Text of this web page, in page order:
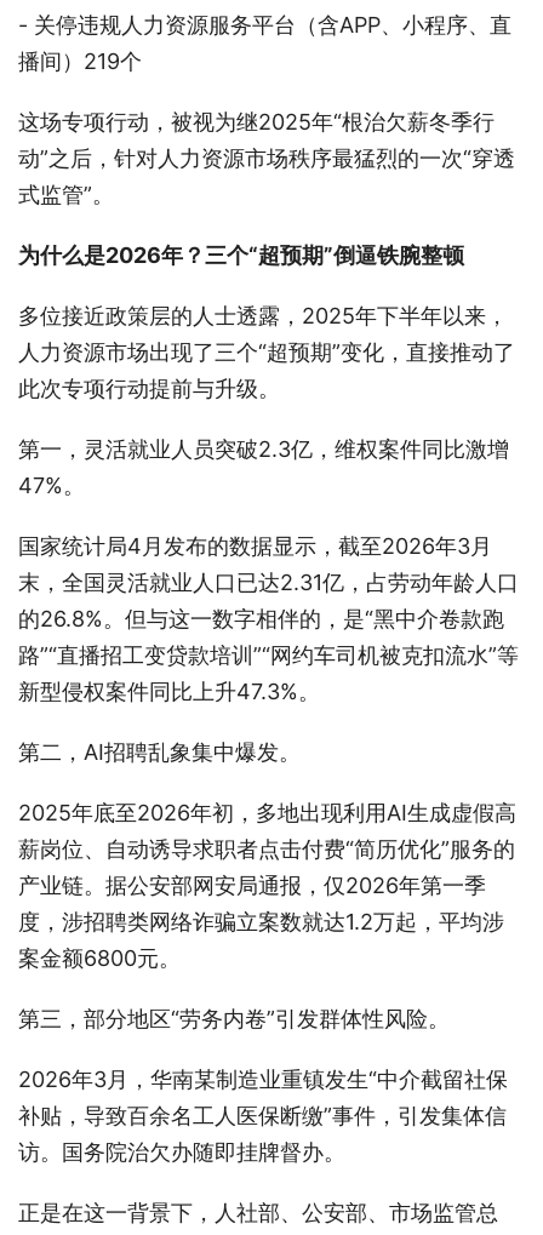
- 关停违规人力资源服务平台（含APP、小程序、直
播间）219个
这场专项行动，被视为继2025年“根治欠薪冬季行
动”之后，针对人力资源市场秩序最猛烈的一次“穿透
式监管”。
为什么是2026年？三个“超预期”倒逼铁腕整顿
多位接近政策层的人士透露，2025年下半年以来，
人力资源市场出现了三个“超预期”变化，直接推动了
此次专项行动提前与升级。
第一，灵活就业人员突破2.3亿，维权案件同比激增
47%。
国家统计局4月发布的数据显示，截至2026年3月
末，全国灵活就业人口已达2.31亿，占劳动年龄人口
的26.8%。但与这一数字相伴的，是“黑中介卷款跑
路”“直播招工变贷款培训”“网约车司机被克扣流水”等
新型侵权案件同比上升47.3%。
第二，AI招聘乱象集中爆发。
2025年底至2026年初，多地出现利用AI生成虚假高
薪岗位、自动诱导求职者点击付费“简历优化”服务的
产业链。据公安部网安局通报，仅2026年第一季
度，涉招聘类网络诈骗立案数就达1.2万起，平均涉
案金额6800元。
第三，部分地区“劳务内卷”引发群体性风险。
2026年3月，华南某制造业重镇发生“中介截留社保
补贴，导致百余名工人医保断缴”事件，引发集体信
访。国务院治欠办随即挂牌督办。
正是在这一背景下，人社部、公安部、市场监管总